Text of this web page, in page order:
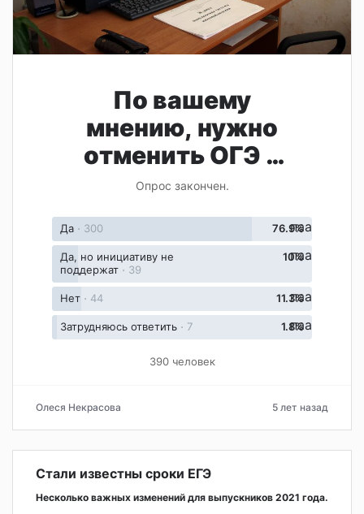
По вашему
мнению, нужно
отменить ОГЭ и
ЕГЭ?
Опрос закончен.
Да ⋅ 300 76.9%
паа
Да, но инициативу не
поддержат ⋅ 39
10%
паа
Нет ⋅ 44 11.3%
паа
Затрудняюсь ответить ⋅ 7 1.8%
паа
390 человек
Олеся Некрасова 5 лет назад
Стали известны сроки ЕГЭ
Несколько важных изменений для выпускников 2021 года.